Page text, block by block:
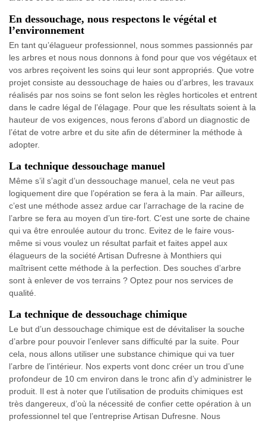
En dessouchage, nous respectons le végétal et
l’environnement
En tant qu’élagueur professionnel, nous sommes passionnés par
les arbres et nous nous donnons à fond pour que vos végétaux et
vos arbres reçoivent les soins qui leur sont appropriés. Que votre
projet consiste au dessouchage de haies ou d’arbres, les travaux
réalisés par nos soins se font selon les règles horticoles et entrent
dans le cadre légal de l’élagage. Pour que les résultats soient à la
hauteur de vos exigences, nous ferons d’abord un diagnostic de
l’état de votre arbre et du site afin de déterminer la méthode à
adopter.
La technique dessouchage manuel
Même s’il s’agit d’un dessouchage manuel, cela ne veut pas
logiquement dire que l’opération se fera à la main. Par ailleurs,
c’est une méthode assez ardue car l’arrachage de la racine de
l’arbre se fera au moyen d’un tire-fort. C’est une sorte de chaine
qui va être enroulée autour du tronc. Evitez de le faire vous-
même si vous voulez un résultat parfait et faites appel aux
élagueurs de la société Artisan Dufresne à Monthiers qui
maîtrisent cette méthode à la perfection. Des souches d’arbre
sont à enlever de vos terrains ? Optez pour nos services de
qualité.
La technique de dessouchage chimique
Le but d’un dessouchage chimique est de dévitaliser la souche
d’arbre pour pouvoir l’enlever sans difficulté par la suite. Pour
cela, nous allons utiliser une substance chimique qui va tuer
l’arbre de l’intérieur. Nos experts vont donc créer un trou d’une
profondeur de 10 cm environ dans le tronc afin d’y administrer le
produit. Il est à noter que l’utilisation de produits chimiques est
très dangereux, d’où la nécessité de confier cette opération à un
professionnel tel que l’entreprise Artisan Dufresne. Nous